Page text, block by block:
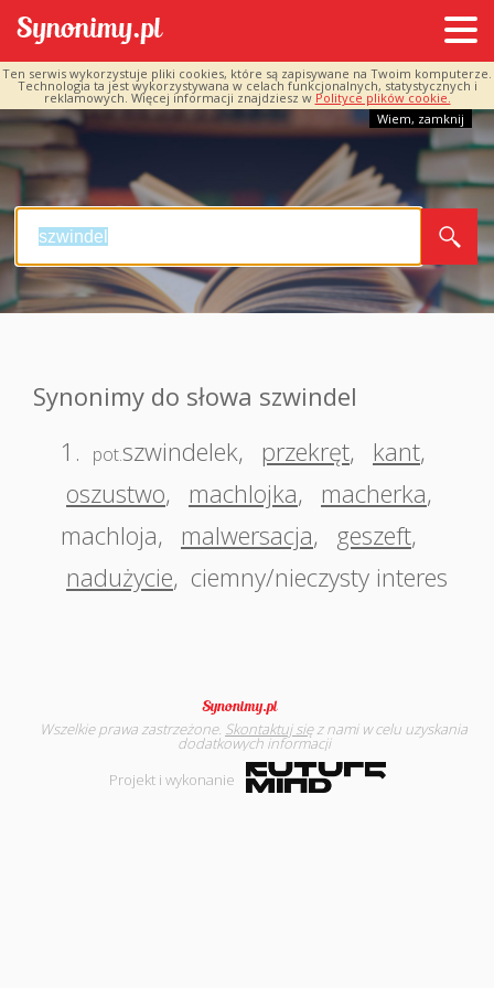
Ten serwis wykorzystuje pliki cookies, które są zapisywane na Twoim komputerze.
Technologia ta jest wykorzystywana w celach funkcjonalnych, statystycznych i
reklamowych. Więcej informacji znajdziesz w Polityce plików cookie.
Wiem, zamknij
Synonimy do słowa szwindel
1.
pot.szwindelek, przekręt, kant,
oszustwo, machlojka, macherka,
machloja, malwersacja, geszeft,
nadużycie, ciemny/nieczysty interes
Wszelkie prawa zastrzeżone. Skontaktuj sięz nami w celu uzyskania
dodatkowych informacji
Projekt i wykonanie